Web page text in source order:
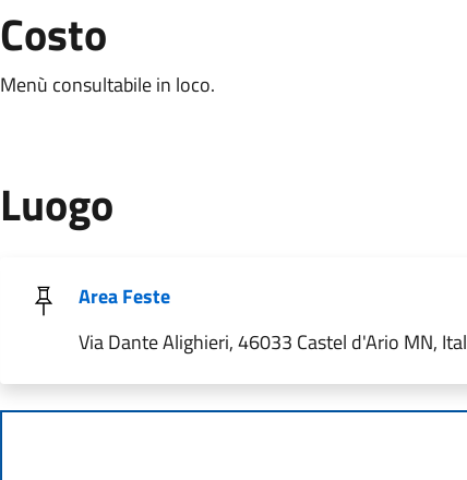
Costo
Menù consultabile in loco.
Luogo
Area Feste
Via Dante Alighieri, 46033 Castel d'Ario MN,